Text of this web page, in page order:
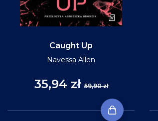
Caught Up
Navessa Allen
35,94 zł59,90 zł